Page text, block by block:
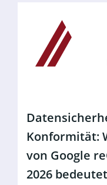
Konformität:
von Google
2026 bedeutet